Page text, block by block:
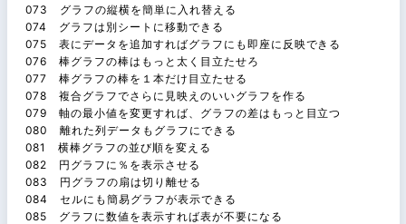
073 グラフの縦横を簡単に入れ替える
074 グラフは別シートに移動できる
075 表にデータを追加すればグラフにも即座に反映できる
076 棒グラフの棒はもっと太く目立たせろ
077 棒グラフの棒を１本だけ目立たせる
078 複合グラフでさらに見映えのいいグラフを作る
079 軸の最小値を変更すれば、グラフの差はもっと目立つ
080 離れた列データもグラフにできる
081 横棒グラフの並び順を変える
082 円グラフに％を表示させる
083 円グラフの扇は切り離せる
084 セルにも簡易グラフが表示できる
085 グラフに数値を表示すれば表が不要になる